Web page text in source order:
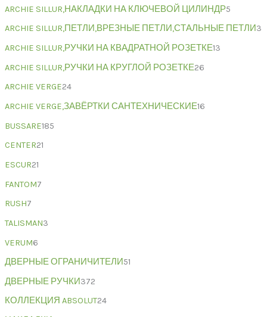
ARCHIE SILLUR,НАКЛАДКИ НА КЛЮЧЕВОЙ ЦИЛИНДР5
ARCHIE SILLUR,ПЕТЛИ,ВРЕЗНЫЕ ПЕТЛИ,СТАЛЬНЫЕ ПЕТЛИ3
ARCHIE SILLUR,РУЧКИ НА КВАДРАТНОЙ РОЗЕТКЕ13
ARCHIE SILLUR,РУЧКИ НА КРУГЛОЙ РОЗЕТКЕ26
ARCHIE VERGE24
ARCHIE VERGE,ЗАВЁРТКИ САНТЕХНИЧЕСКИЕ16
BUSSARE185
CENTER21
ESCUR21
FANTOM7
RUSH7
TALISMAN3
VERUM6
ДВЕРНЫЕ ОГРАНИЧИТЕЛИ51
ДВЕРНЫЕ РУЧКИ372
КОЛЛЕКЦИЯ ABSOLUT24